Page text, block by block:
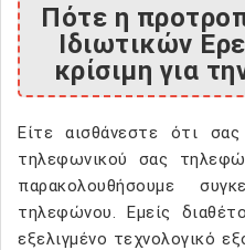
Πότε η
Ιδιωτικών
κρίσιμη για
Είτε αισθάνεστε ότι
τηλεφωνικού σας
παρακολουθήσουμε
τηλεφώνου. Εμείς
εξελιγμένο τεχνολογικό